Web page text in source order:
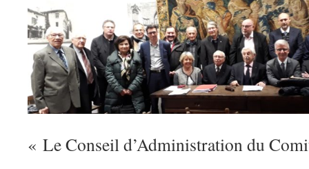
« Le Conseil d’Administration du